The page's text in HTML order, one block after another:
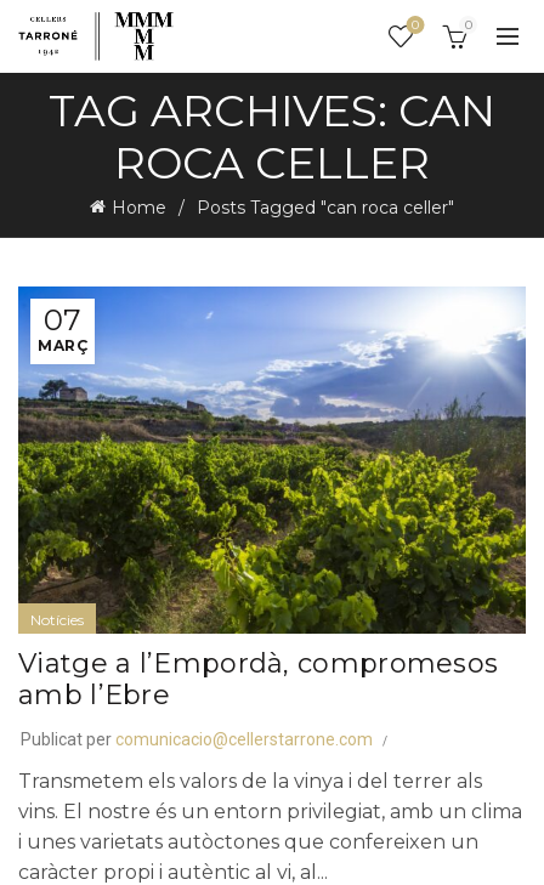
0 0
TAG ARCHIVES: CAN
ROCA CELLER
Home Posts Tagged "can roca celler"
07
MARÇ
Notícies
Viatge a l’Empordà, compromesos
amb l’Ebre
Publicat per comunicacio@cellerstarrone.com
Transmetem els valors de la vinya i del terrer als
vins. El nostre és un entorn privilegiat, amb un clima
i unes varietats autòctones que confereixen un
caràcter propi i autèntic al vi, al...